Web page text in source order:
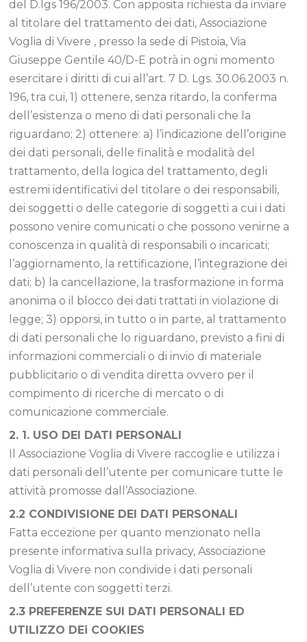
del D.lgs 196/2003. Con apposita richiesta da inviare
al titolare del trattamento dei dati, Associazione
Voglia di Vivere , presso la sede di Pistoia, Via
Giuseppe Gentile 40/D-E potrà in ogni momento
esercitare i diritti di cui all’art. 7 D. Lgs. 30.06.2003 n.
196, tra cui, 1) ottenere, senza ritardo, la conferma
dell’esistenza o meno di dati personali che la
riguardano; 2) ottenere: a) l’indicazione dell’origine
dei dati personali, delle finalità e modalità del
trattamento, della logica del trattamento, degli
estremi identificativi del titolare o dei responsabili,
dei soggetti o delle categorie di soggetti a cui i dati
possono venire comunicati o che possono venirne a
conoscenza in qualità di responsabili o incaricati;
l’aggiornamento, la rettificazione, l’integrazione dei
dati; b) la cancellazione, la trasformazione in forma
anonima o il blocco dei dati trattati in violazione di
legge; 3) opporsi, in tutto o in parte, al trattamento
di dati personali che lo riguardano, previsto a fini di
informazioni commerciali o di invio di materiale
pubblicitario o di vendita diretta ovvero per il
compimento di ricerche di mercato o di
comunicazione commerciale.
2. 1. USO DEI DATI PERSONALI
Il Associazione Voglia di Vivere raccoglie e utilizza i
dati personali dell’utente per comunicare tutte le
attività promosse dall’Associazione.
2.2 CONDIVISIONE DEI DATI PERSONALI
Fatta eccezione per quanto menzionato nella
presente informativa sulla privacy, Associazione
Voglia di Vivere non condivide i dati personali
dell’utente con soggetti terzi.
2.3 PREFERENZE SUI DATI PERSONALI ED
UTILIZZO DEi COOKIES